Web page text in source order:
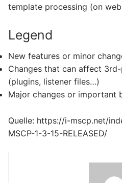
template processing (on
Legend
New features or minor
Changes that can affect
(plugins, listener files…)
Major changes or important
Quelle: https://i-mscp.net/
MSCP-1-3-15-RELEASED/